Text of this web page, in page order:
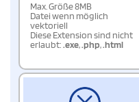
Max. Größe 8MB
Datei wenn möglich
vektoriell
Diese Extension sind nicht
erlaubt:.exe,.php,.html